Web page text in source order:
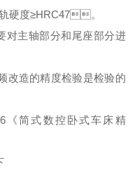
轨硬度≥HRC47。
主轴部分和尾座部分进
造的精度检验是检验的
简式数控卧式车床精